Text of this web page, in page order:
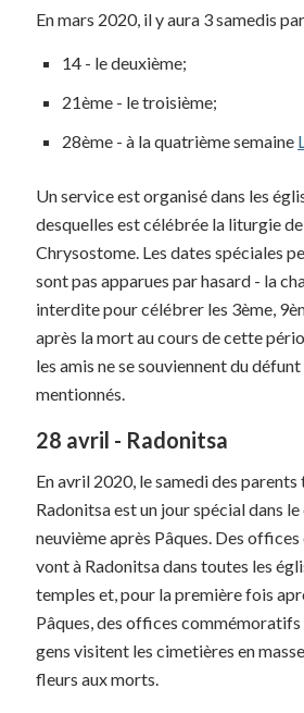
En mars 2020, il y aura 3 samedis
14 - le deuxième;
21ème - le troisième;
28ème - à la quatrième semaine
Un service est organisé dans les
desquelles est célébrée la liturgie
Chrysostome. Les dates spéciales
sont pas apparues par hasard - la
interdite pour célébrer les 3ème,
après la mort au cours de cette
les amis ne se souviennent du
mentionnés.
28 avril - Radonitsa
En avril 2020, le samedi des
Radonitsa est un jour spécial dans
neuvième après Pâques. Des
vont à Radonitsa dans toutes les
temples et, pour la première fois
Pâques, des offices commémoratifs
gens visitent les cimetières en
fleurs aux morts.